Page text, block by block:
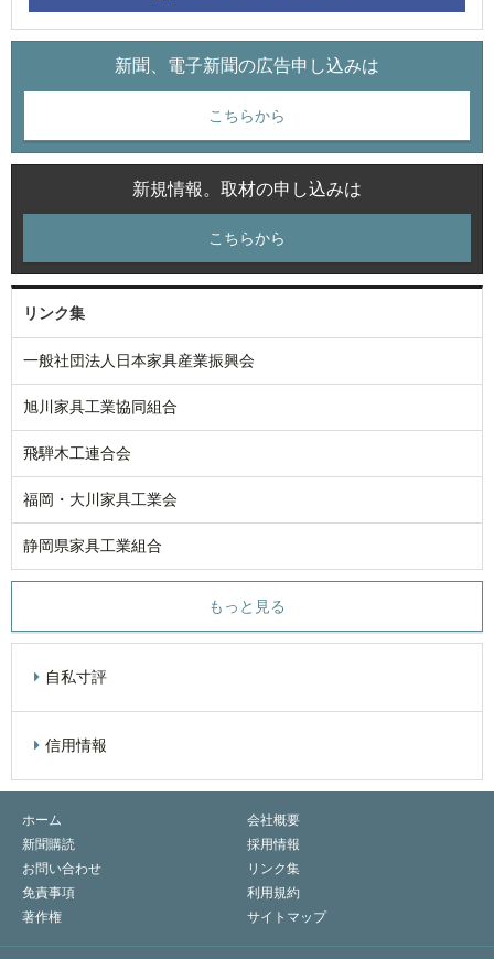
新聞、電子新聞の広告申し込みは
こちらから
新規情報。取材の申し込みは
こちらから
リンク集
一般社団法人日本家具産業振興会
旭川家具工業協同組合
飛騨木工連合会
福岡・大川家具工業会
静岡県家具工業組合
もっと見る
自私寸評
信用情報
ホーム
会社概要
新聞購読
採用情報
お問い合わせ
リンク集
免責事項
利用規約
著作権
サイトマップ